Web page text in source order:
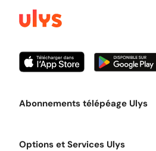
Abonnements télépéage Ulys
Options et Services Ulys